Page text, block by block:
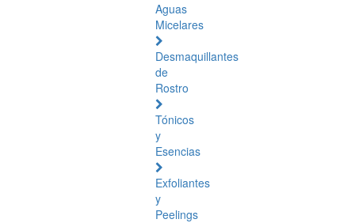
Aguas
Micelares
Desmaquillantes
de
Rostro
Tónicos
y
Esencias
Exfoliantes
y
Peelings